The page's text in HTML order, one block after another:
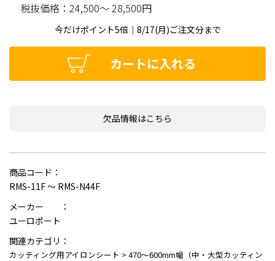
税抜価格：24,500～ 28,500円
今だけポイント5倍｜8/17(月)ご注文分まで
カートに入れる
欠品情報はこちら
商品コード：
RMS-11F ～ RMS-N44F
メーカー ：
ユーロポート
関連カテゴリ：
カッティング用アイロンシート > 470～600mm幅（中・大型カッティン